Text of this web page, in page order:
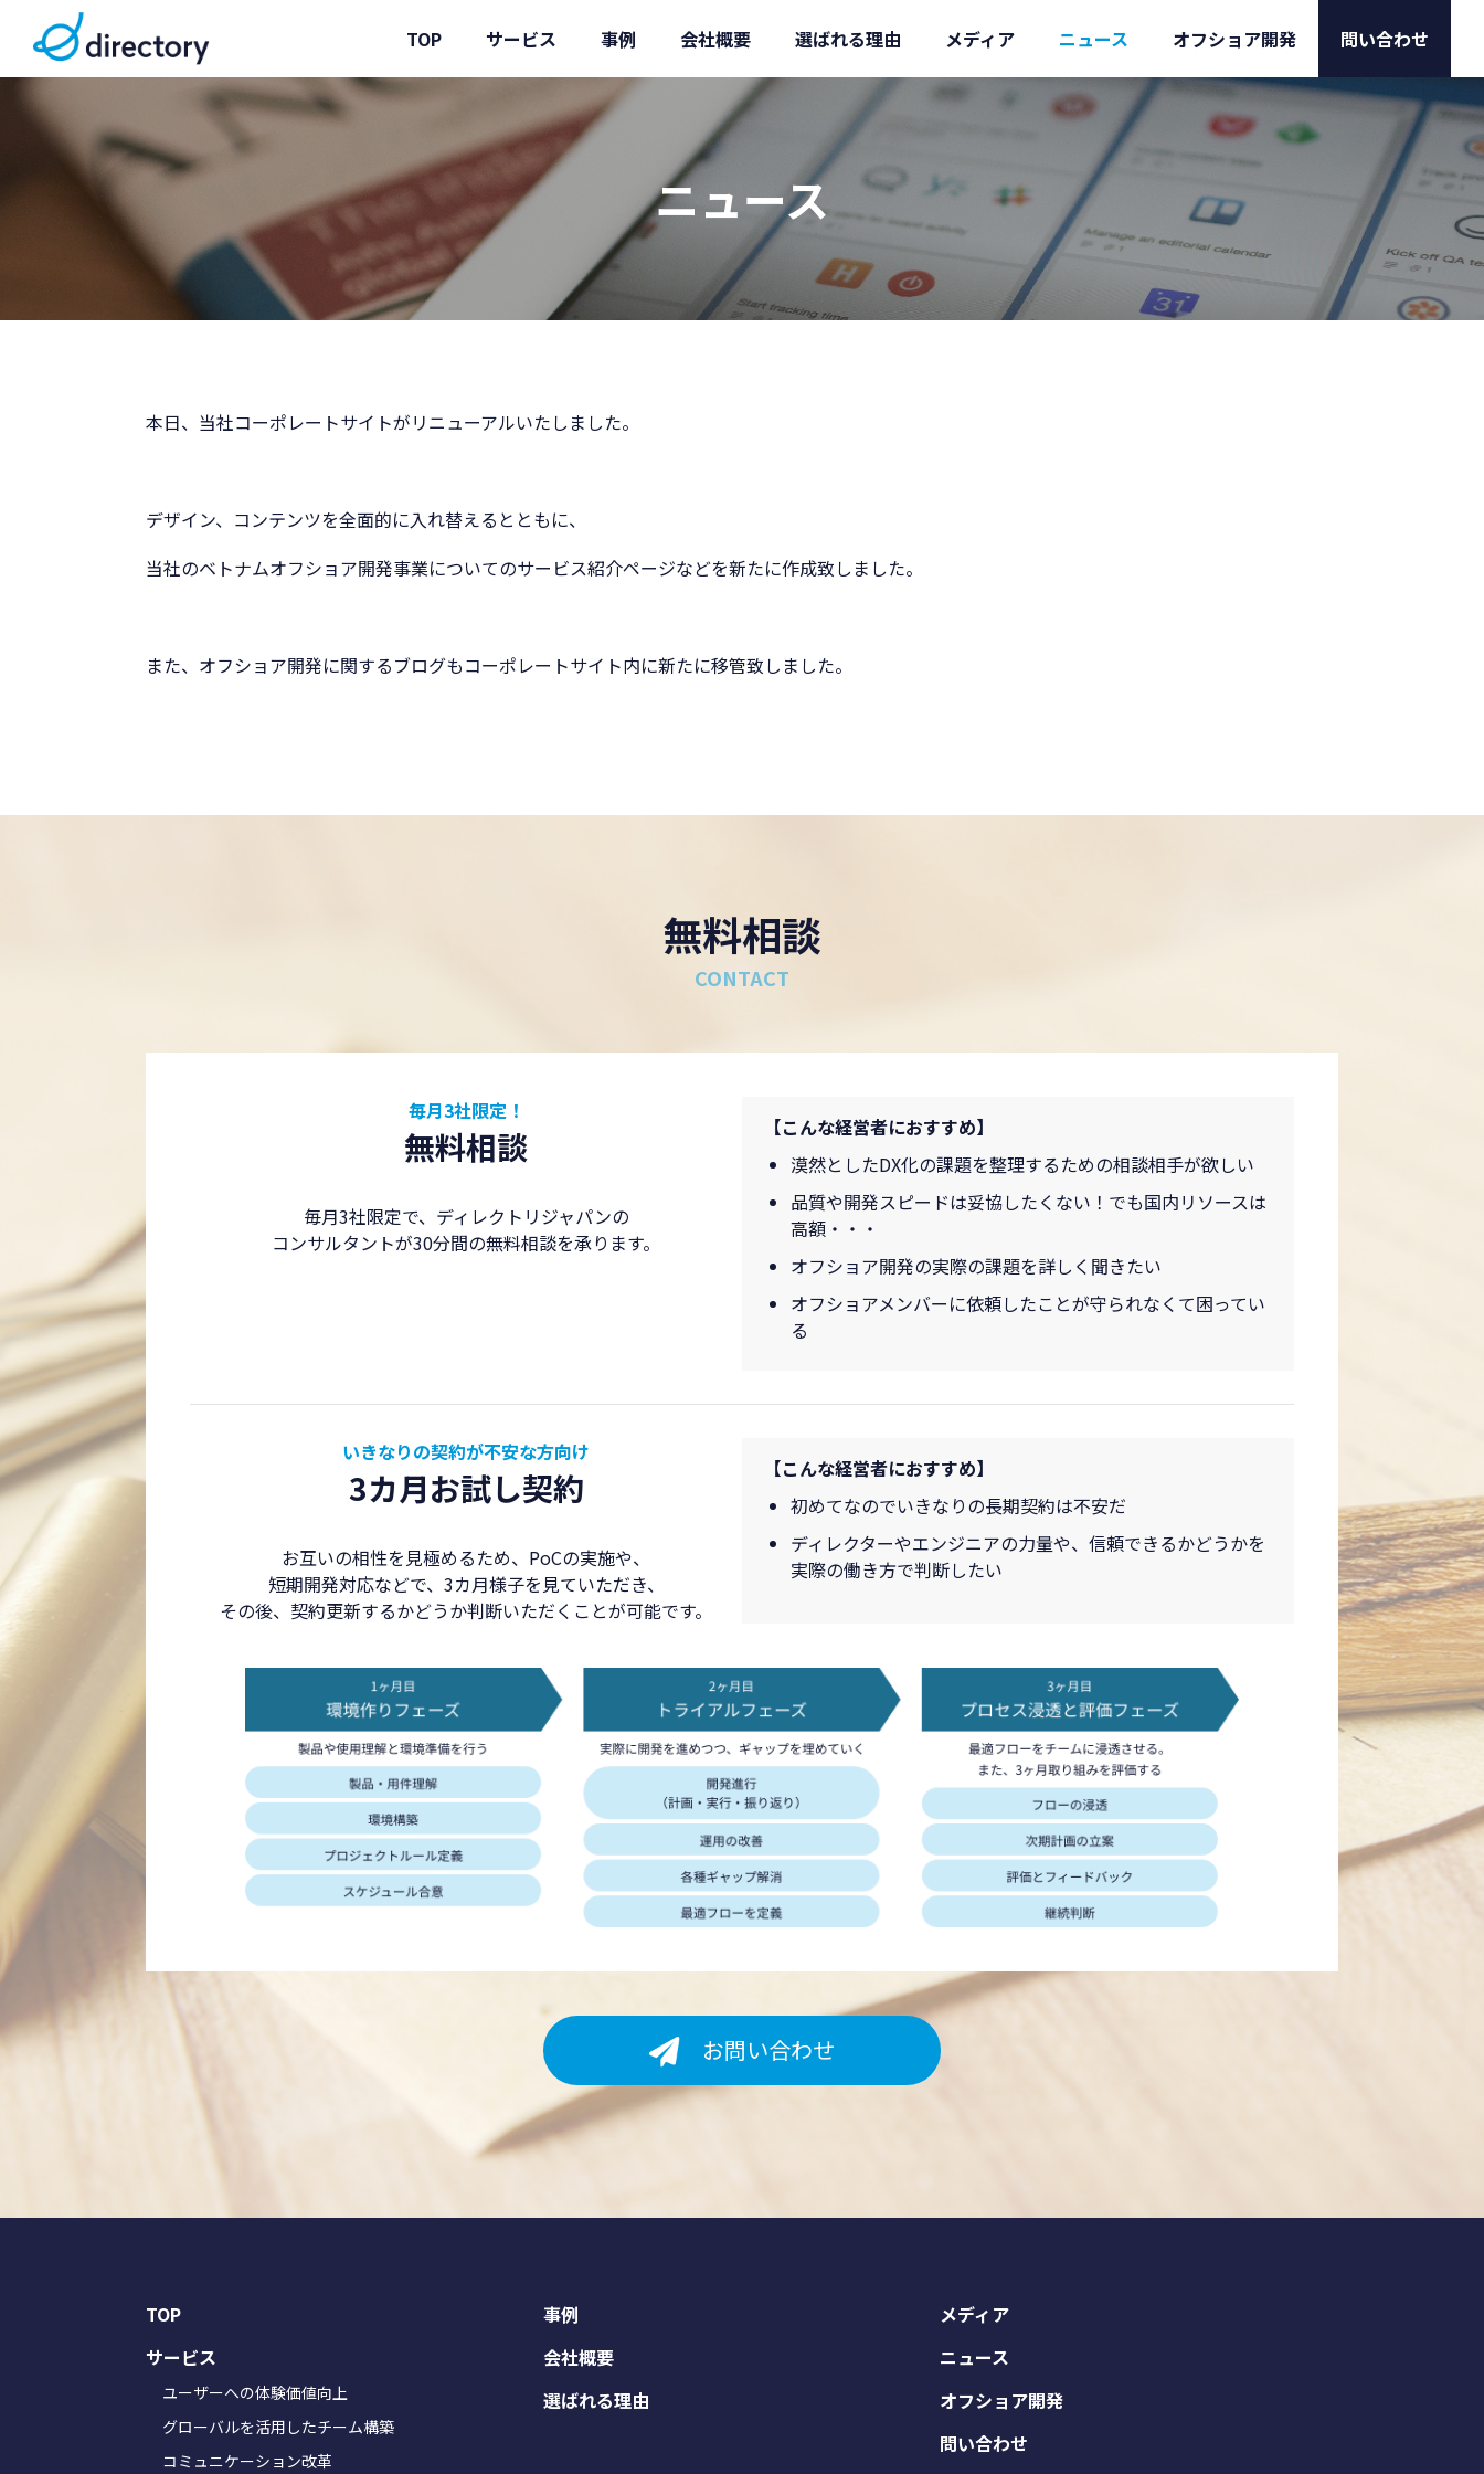
TOP サービス 事例 会社概要 選ばれる理由 メディア ニュース オフショア開発 問い合わせ
ニュース
本日、当社コーポレートサイトがリニューアルいたしました。
デザイン、コンテンツを全面的に入れ替えるとともに、
当社のベトナムオフショア開発事業についてのサービス紹介ページなどを新たに作成致しました。
また、オフショア開発に関するブログもコーポレートサイト内に新たに移管致しました。
無料相談
CONTACT
毎月3社限定！
無料相談
毎月3社限定で、ディレクトリジャパンの
コンサルタントが30分間の無料相談を承ります。
【こんな経営者におすすめ】
漠然としたDX化の課題を整理するための相談相手が欲しい
品質や開発スピードは妥協したくない！でも国内リソースは
高額・・・
オフショア開発の実際の課題を詳しく聞きたい
オフショアメンバーに依頼したことが守られなくて困ってい
る
いきなりの契約が不安な方向け
3カ月お試し契約
お互いの相性を見極めるため、PoCの実施や、
短期開発対応などで、3カ月様子を見ていただき、
その後、契約更新するかどうか判断いただくことが可能です。
【こんな経営者におすすめ】
初めてなのでいきなりの長期契約は不安だ
ディレクターやエンジニアの力量や、信頼できるかどうかを
実際の働き方で判断したい
お問い合わせ
TOP
サービス
ユーザーへの体験価値向上
グローバルを活用したチーム構築
コミュニケーション改革
事例
会社概要
選ばれる理由
メディア
ニュース
オフショア開発
問い合わせ